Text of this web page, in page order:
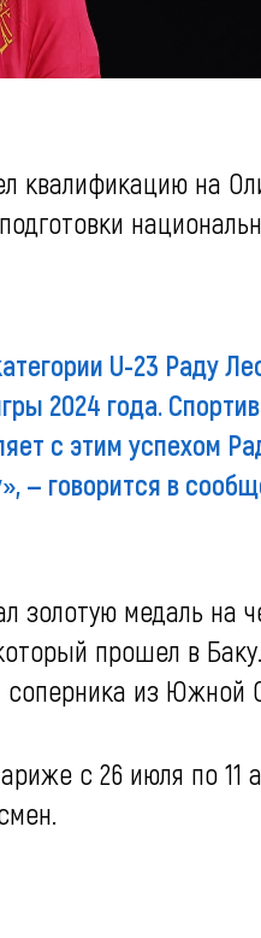
квалификацию на
U-23 Раду
2024 года.
с этим успехом
— говорится в
золотую медаль на
прошел в
соперника из Южной
с 26 июля по 11